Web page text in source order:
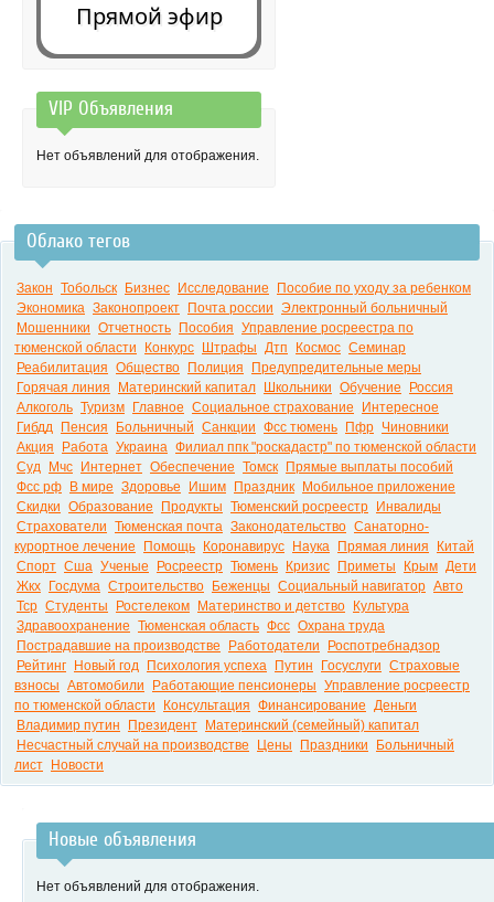
0:00
Прямой эфир
VIP Объявления
Нет объявлений для отображения.
Облако тегов
Закон Тобольск Бизнес Исследование
Пособие по уходу за ребенком
Экономика Законопроект Почта россии Электронный больничный
Мошенники Отчетность Пособия Управление росреестра по
тюменской области
Конкурс Штрафы Дтп Космос Семинар
Реабилитация Общество Полиция
Предупредительные меры
Горячая линия
Материнский капитал Школьники Обучение
Россия
Алкоголь Туризм Главное Социальное страхование
Интересное
Гибдд
Пенсия Больничный Санкции Фсс тюмень Пфр Чиновники
Акция
Работа Украина Филиал ппк "роскадастр" по тюменской области
Суд
Мчс Интернет Обеспечение Томск
Прямые выплаты пособий
Фсс рф
В мире Здоровье Ишим Праздник
Мобильное приложение
Скидки Образование Продукты Тюменский росреестр
Инвалиды
Страхователи Тюменская почта Законодательство Санаторно-
курортное лечение
Помощь Коронавирус Наука Прямая линия
Китай
Спорт Сша Ученые Росреестр Тюмень Кризис Приметы Крым Дети
Жкх
Госдума Строительство Беженцы Социальный навигатор Авто
Тср Студенты Ростелеком Материнство и детство
Культура
Здравоохранение Тюменская область Фсс Охрана труда
Пострадавшие на производстве
Работодатели
Роспотребнадзор
Рейтинг
Новый год Психология успеха Путин Госуслуги Страховые
взносы Автомобили Работающие пенсионеры Управление росреестр
по тюменской области
Консультация Финансирование Деньги
Владимир путин
Президент
Материнский (семейный) капитал
Несчастный случай на производстве
Цены Праздники
Больничный
лист
Новости
Новые объявления
Нет объявлений для отображения.